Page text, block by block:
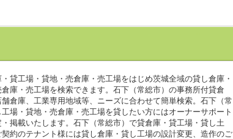
貸工場・貸地・売倉庫・売工場をはじめ茨城全域の貸し倉庫・
庫・売工場を検索できます。石下（常総市）の事務所付貸倉
倉庫、工業専用地域等、ニーズに合わせて簡単検索。石下（常
場・貸地・売倉庫・売工場を貸したい方にはオーナーサポート
掲載いたします。石下（常総市）で貸倉庫・貸工場・貸し土
約のテナント様には貸し倉庫・貸し工場の設計変更、造作のご